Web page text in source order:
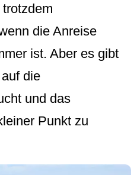
die Anreise
ist. Aber es gibt
die
und das
Punkt zu